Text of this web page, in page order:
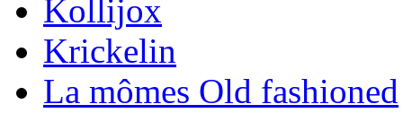
Kollijox
Krickelin
La mômes Old fashioned